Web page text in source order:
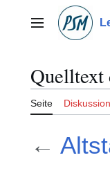
springenHauptmenü
Quelltext
Seite Diskussion
←